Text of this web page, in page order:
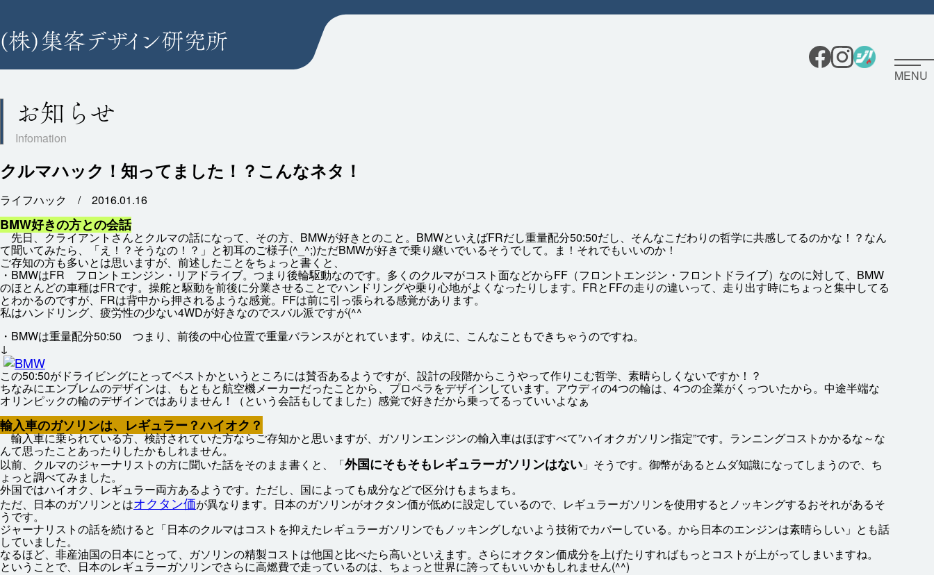
MENU
お知らせ
クルマハック！知ってました！？こんなネタ！
ライフハック / 2016.01.16
BMW好きの方との会話
先日、クライアントさんとクルマの話になって、その方 、BMWが好きとのこと。BMWといえばFRだし重量配分50:50だし、そんなこだわりの哲学に共感してるのかな！？なん
て聞いてみたら、「え！？そうなの！？」と初耳のご様子(^_^;)ただBMWが好きで乗り継いでいるそうでして。ま！それでもいいのか！
ご存知の方も多いとは思いますが、 前述したことをちょっと書くと、
・BMWはFR フロントエンジン・リアドライブ。つまり後輪駆動なのです。 多 くのクルマがコスト面などからFF（フロントエンジン・フロントドライブ）なのに対して、BMW
のほとんどの車種はFRです。 操舵と駆動を前後に分業させることでハンドリングや乗り心地がよくなったりします。FRとFFの走りの違いって、 走り 出す時にちょっと集中 してる
とわかるのですが、FRは背中から押されるような感覚。FFは前に引 っ張られる感覚があります。
私はハンドリング、 疲労性の少ない4WDが好きなのでスバル派ですが(^^ゞ
・BMWは重量配分50:50 つまり、 前後の中心位置で重量バランスがとれています。ゆえに、こんなこともできちゃうのですね。
↓
この50:50がドライビングにとってベストかというところには賛否あるようですが、 設計の段階からこうやって作りこむ哲学 素晴らしくないですか！？
ちなみにエンブレムのデザインは、もともと航空機メーカーだったことから、プロペラをデザインしています。アウディの4つの輪は、4つの企業がくっついたから。 中途半端な
オリンピックの輪のデザインではありません！（という会話もしてました） 感覚で好きだから乗ってるっていいよなぁ
輸入車のガソリンは、レギュラー？ハイオク？
輸入車に乗られている方、検討されていた方ならご存知かと思いますが、ガソリンエンジンの輸入車はほぼすべて”ハイオクガソリン指定”です。ランニングコストかかるな～な
んて思ったことあったりしたかもしれません。
以前 、クルマのジャーナリストの方に聞いた話をそのまま書くと、「外国にそもそもレギュラーガソリンはない 」そうです。 御幣があるとムダ知識になってしまうので、ち
ょっと調べてみました。
外国ではハイオク、レギュラー両方あるようです。ただし、 国によっても成分などで区分けもまちまち。
ただ、 日本のガソリンとはオクタン価が異なります。 日本のガソリンがオクタン価が低めに設定しているので、レギュラーガソリンを使用するとノッキングするおそれがあるそ
うです。
ジャーナリストの話を続けると「日本のクルマはコストを抑えたレギュラーガソリンでもノッキングしないよう技術でカバーしている。から日本のエンジンは素晴らしい」とも話
していました。
なるほど、 非産油国の日本にとって、ガソリンの精製コストは他国と比べたら高いといえます。さらにオクタン価成分を 上げたりすればもっとコストが 上がってしまいますね。
ということで、 日本のレギュラーガソリンでさらに高燃費で走っているのは、ちょっと世界に誇ってもいいかもしれません(^^)